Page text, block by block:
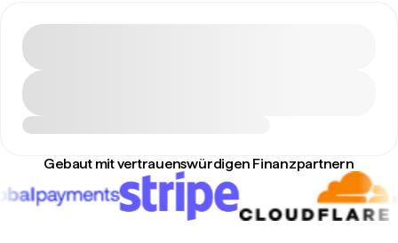
Gebaut mit vertrauenswürdigen Finanzpartnern